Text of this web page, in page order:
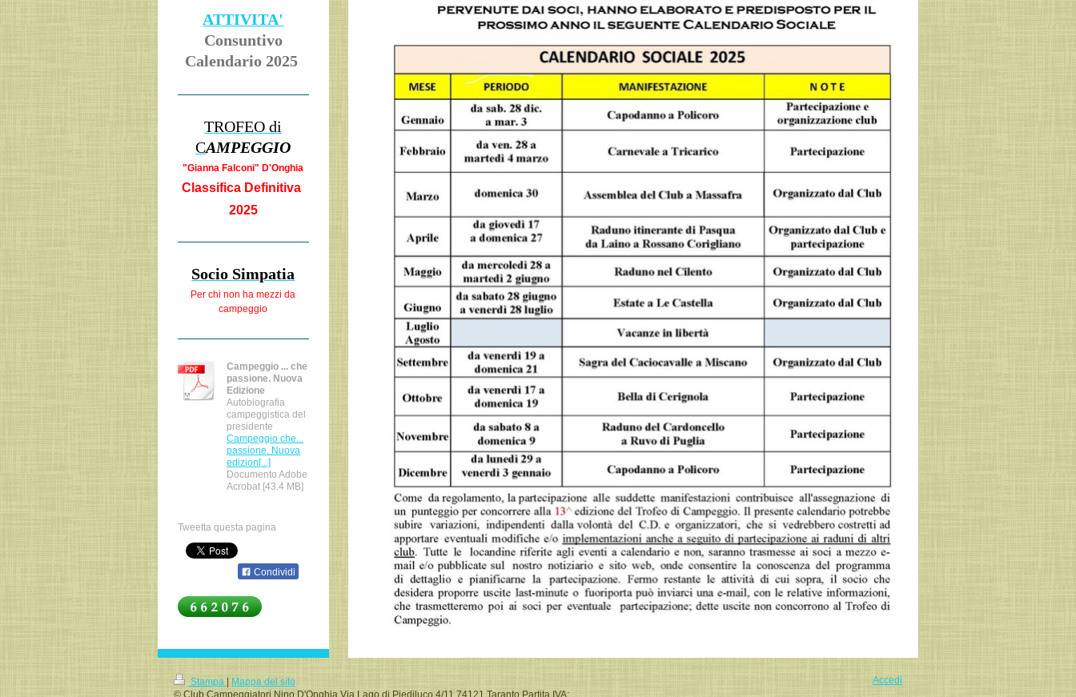
ATTIVITA'
Consuntivo
Calendario 2025
TROFEO di
CAMPEGGIO
"Gianna Falconi" D'Onghia
Classifica Definitiva
2025
Socio Simpatia
Per chi non ha mezzi da
campeggio
Campeggio ... che
passione. Nuova
Edizione
Autobiografia
campeggistica del
presidente
Campeggio che...
passione. Nuova
edizion[...]
Documento Adobe
Acrobat [43.4 MB]
Tweetta questa pagina
Condividi
Stampa
Mappa del sito
© Club Campeggiatori Nino D'Onghia Via Lago di Piediluco 4/11 74121 Taranto Partita IVA:
Accedi